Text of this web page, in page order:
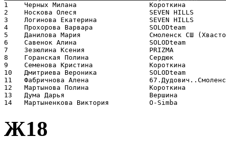
1    Черных Милана                  Короткина
2    Носкова Олеся                  SEVEN HILLS
3    Логинова Екатерина             SEVEN
4    Прохорова Варвара              SOLODteam
5    Данилова Мария                 Смоленск СШ
6    Савенок Алина                  SOLODteam
7    Зезюлина Ксения                PRIZMA
8    Горанская Полина               Сердюк
9    Семенова Кристина              Короткина
10   Дмитриева Вероника
11   Фабричнова Алена
12   Мартынова Полина
13   Дума Дарья
Ж18